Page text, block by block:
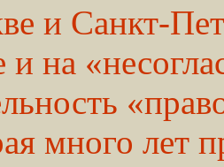
и Санкт-
и на
много лет